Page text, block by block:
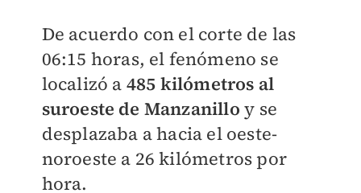
De acuerdo con el corte de las
06:15 horas, el fenómeno se
localizó a 485 kilómetros al
suroeste de Manzanillo y se
desplazaba a hacia el oeste-
noroeste a 26 kilómetros por
hora.